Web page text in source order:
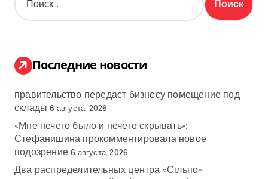
а
:
Последние новости
правительство передаст бизнесу помещение под
склады 6 августа, 2026
«Мне нечего было и нечего скрывать»:
Стефанишина прокомментировала новое
подозрение 6 августа, 2026
Два распределительных центра «Сільпо»